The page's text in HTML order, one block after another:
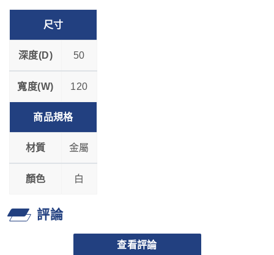
尺寸
深度(D) 50
寬度(W) 120
商品規格
材質 金屬
顏色 白
評論
查看評論